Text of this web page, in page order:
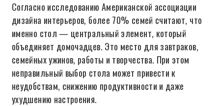
Согласно исследованию Американской ассоциации
дизайна интерьеров, более 70% семей считают, что
именно стол — центральный элемент, который
объединяет домочадцев. Это место для завтраков,
семейных ужинов, работы и творчества. При этом
неправильный выбор стола может привести к
неудобствам, снижению продуктивности и даже
ухудшению настроения.